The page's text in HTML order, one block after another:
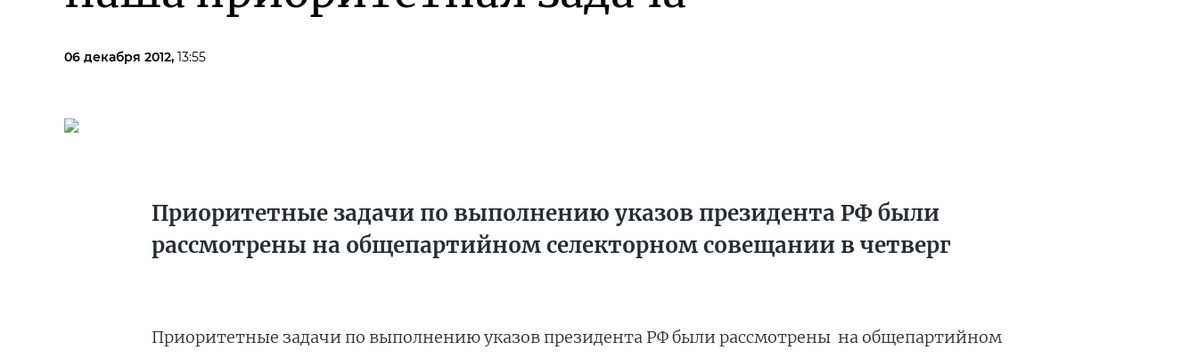
06 декабря 2012, 13:55
Приоритетные задачи по выполнению указов президента РФ были
рассмотрены на общепартийном селекторном совещании в четверг
Приоритетные задачи по выполнению указов президента РФ были рассмотрены на общепартийном